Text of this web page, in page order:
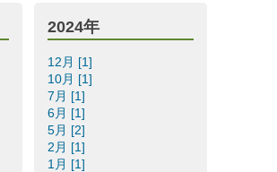
2024年
12月 [1]
10月 [1]
7月 [1]
6月 [1]
5月 [2]
2月 [1]
1月 [1]